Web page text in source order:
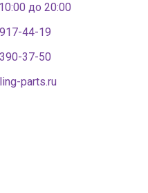
до 20:00
44-19
37-50
parts.ru